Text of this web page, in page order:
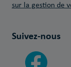
sur la gestion de
Suivez-nous